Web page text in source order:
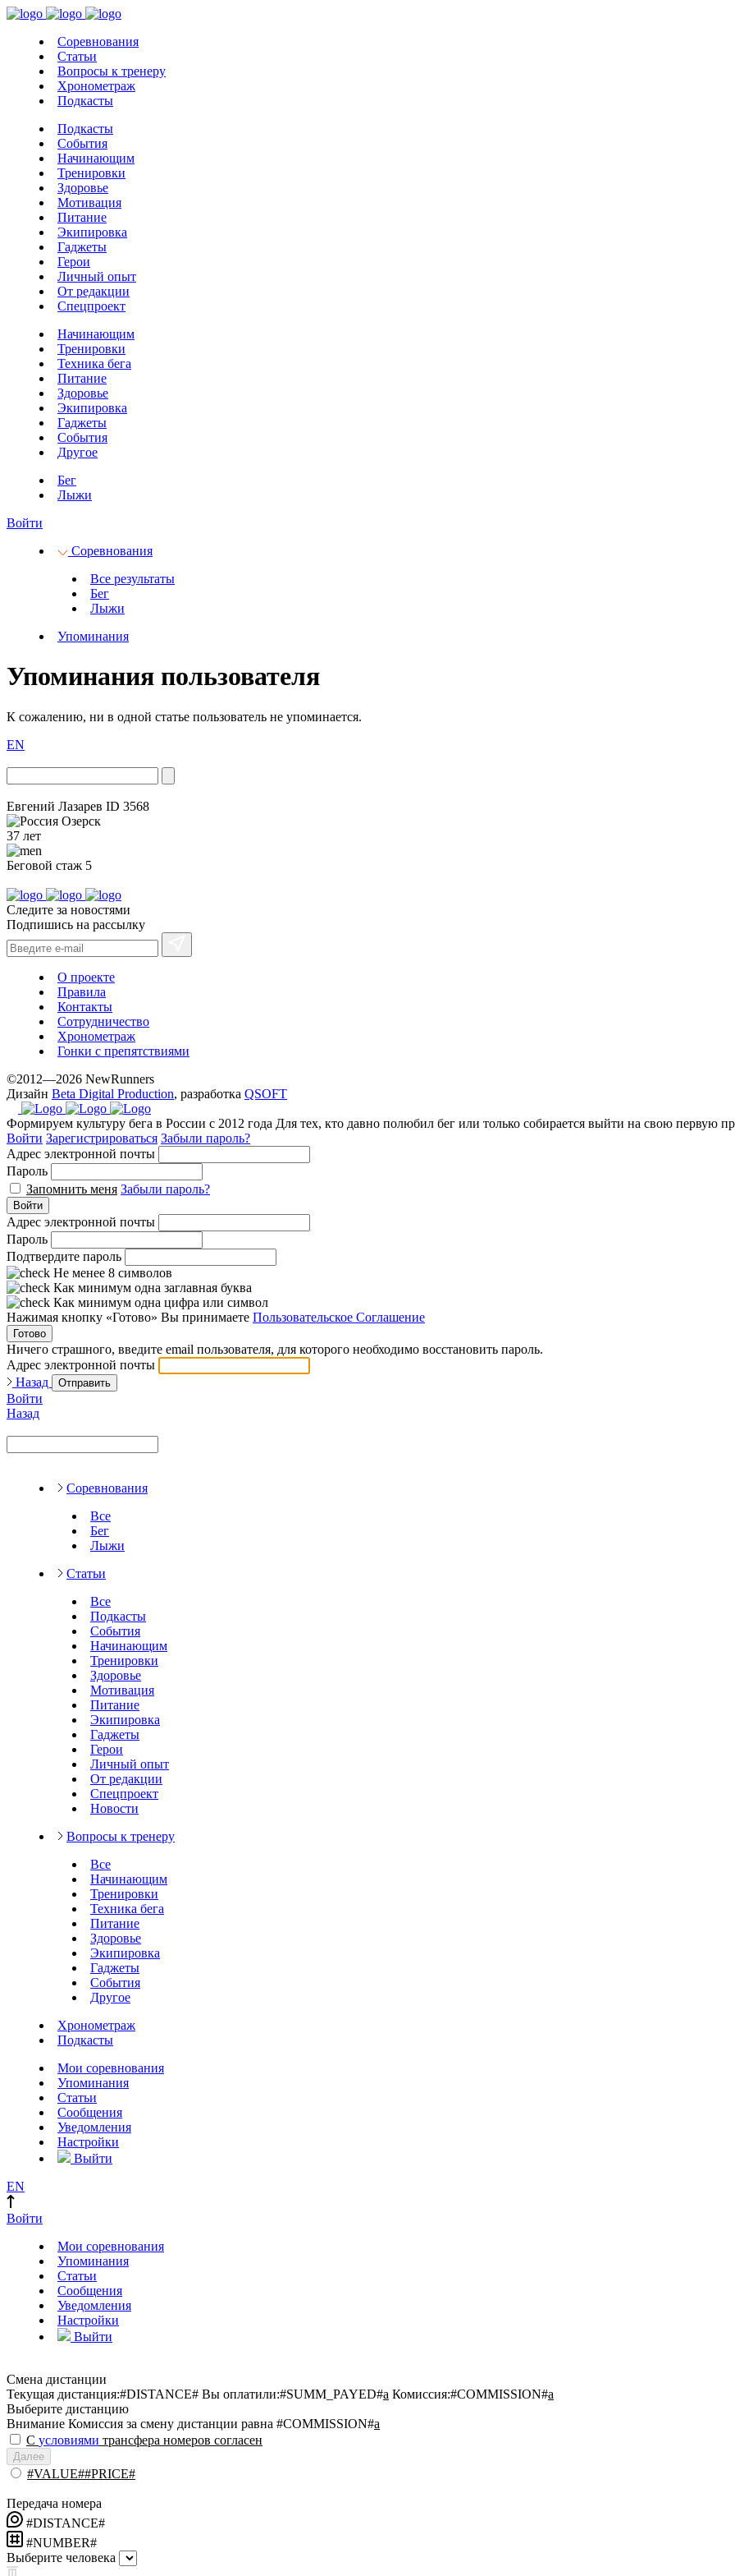
Соревнования
Статьи
Вопросы к тренеру
Хронометраж
Подкасты
Подкасты
События
Начинающим
Тренировки
Здоровье
Мотивация
Питание
Экипировка
Гаджеты
Герои
Личный опыт
От редакции
Спецпроект
Начинающим
Тренировки
Техника бега
Питание
Здоровье
Экипировка
Гаджеты
События
Другое
Бег
Лыжи
Войти
Соревнования
Все результаты
Бег
Лыжи
Упоминания
Упоминания пользователя
К сожалению, ни в одной статье пользователь не упоминается.
EN
Евгений Лазарев ID 3568
Озерск
37 лет
Беговой стаж 5
Следите за новостями
Подпишись на рассылку
О проекте
Правила
Контакты
Сотрудничество
Хронометраж
Гонки с препятствиями
©2012—2026 NewRunners
Дизайн Beta Digital Production, разработка QSOFT
Формируем культуру бега в России с 2012 года Для тех, кто давно полюбил бег или только собирается выйти на свою первую
Войти Зарегистрироваться Забыли пароль?
Адрес электронной почты
Пароль
Запомнить меня Забыли пароль?
Войти
Адрес электронной почты
Пароль
Подтвердите пароль
Не менее 8 символов
Как минимум одна заглавная буква
Как минимум одна цифра или символ
Нажимая кнопку «Готово» Вы принимаете Пользовательское Соглашение
Готово
Ничего страшного, введите email пользователя, для которого необходимо восстановить пароль.
Адрес электронной почты
Назад
Отправить
Войти
Назад
Соревнования
Все
Бег
Лыжи
Статьи
Все
Подкасты
События
Начинающим
Тренировки
Здоровье
Мотивация
Питание
Экипировка
Гаджеты
Герои
Личный опыт
От редакции
Спецпроект
Новости
Вопросы к тренеру
Все
Начинающим
Тренировки
Техника бега
Питание
Здоровье
Экипировка
Гаджеты
События
Другое
Хронометраж
Подкасты
Мои соревнования
Упоминания
Статьи
Сообщения
Уведомления
Настройки
Выйти
EN
Войти
Мои соревнования
Упоминания
Статьи
Сообщения
Уведомления
Настройки
Выйти
Смена дистанции
Текущая дистанция:#DISTANCE# Вы оплатили:#SUMM_PAYED#a Комиссия:#COMMISSION#a
Выберите дистанцию
Внимание Комиссия за смену дистанции равна #COMMISSION#a
С условиями трансфера номеров согласен
Далее
#VALUE##PRICE#
Передача номера
#DISTANCE#
#NUMBER#
Выберите человека